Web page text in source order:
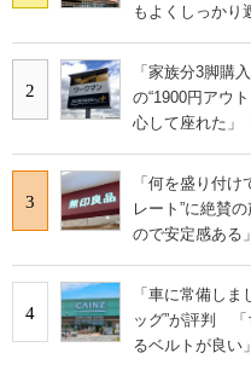
もよくしっかり
2
「家族分3脚購
の“1900円アウ
心して座れた」
3
「何を盛り付
レート”に絶賛
ので安定感ある」
4
「車に常備し
ッグ”が評判 「
るベルトが良い」